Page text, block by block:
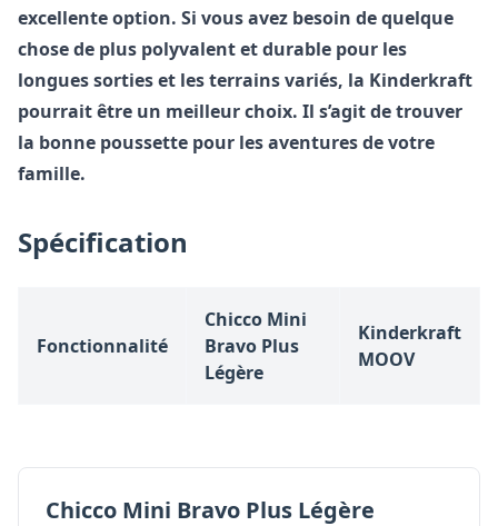
excellente option. Si vous avez besoin de quelque
chose de plus polyvalent et durable pour les
longues sorties et les terrains variés, la Kinderkraft
pourrait être un meilleur choix. Il s’agit de trouver
la bonne poussette pour les aventures de votre
famille.
Spécification
Fonctionnalité
Chicco Mini
Bravo Plus
Légère
Kinderkraft
MOOV
Chicco Mini Bravo Plus Légère